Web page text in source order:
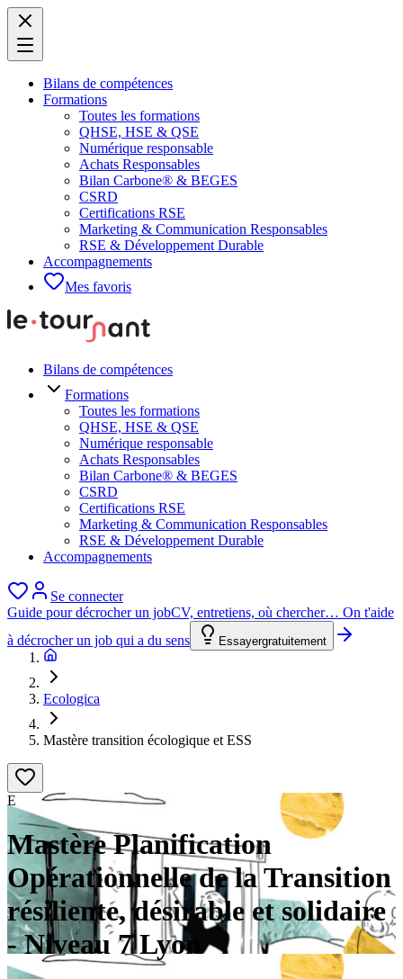
Bilans de compétences
Formations
Toutes les formations
QHSE, HSE & QSE
Numérique responsable
Achats Responsables
Bilan Carbone® & BEGES
CSRD
Certifications RSE
Marketing & Communication Responsables
RSE & Développement Durable
Accompagnements
Mes favoris
Bilans de compétences
Formations
Toutes les formations
QHSE, HSE & QSE
Numérique responsable
Achats Responsables
Bilan Carbone® & BEGES
CSRD
Certifications RSE
Marketing & Communication Responsables
RSE & Développement Durable
Accompagnements
Se connecter
Guide pour décrocher un jobCV, entretiens, où chercher… On t'aide
à décrocher un job qui a du sens
Essayergratuitement
Ecologica
Mastère transition écologique et ESS
E
Mastère Planification
Opérationnelle de la Transition
résiliente, désirable et solidaire
- Niveau 7 Lyon